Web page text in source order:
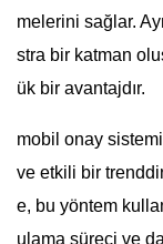
melerini sağlar.
stra bir katman
ük bir avantajdır.
mobil onay
ve etkili bir
e, bu yöntem
ulama süreci ve